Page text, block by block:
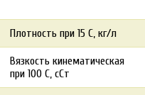
Плотность при 15 С, кг/л
Вязкость кинематическая
при 100 С, сСт